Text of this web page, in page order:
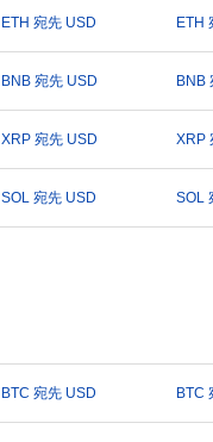
ETH 宛先 USD ETH
BNB 宛先 USD BNB
XRP 宛先 USD XRP
SOL 宛先 USD SOL
BTC 宛先 USD BTC